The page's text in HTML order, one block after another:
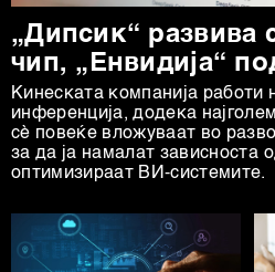
„Дипсик“ развива
чип, „Енвидија“
Кинеската компанија работи
инференција, додека
сè повеќе вложуваат во
за да ја намалат зависноста
оптимизираат ВИ-системите.